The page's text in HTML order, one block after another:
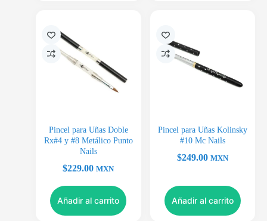
Pincel para Uñas Doble
Rx#4 y #8 Metálico Punto
Nails
$229.00 MXN
Añadir al carrito
Pincel para Uñas Kolinsky
#10 Mc Nails
$249.00 MXN
Añadir al carrito